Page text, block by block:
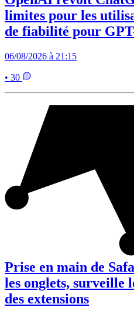
limites pour les
de fiabilité pour
06/08/2026 à 21:15
• 30
Prise en main de
les onglets, surveille
des extensions